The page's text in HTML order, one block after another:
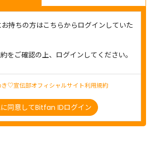
持ちの方はこちらからログインしていた
をご確認の上、ログインしてください。
♡宣伝部オフィシャルサイト利用規約
同意してBitfan IDログイン